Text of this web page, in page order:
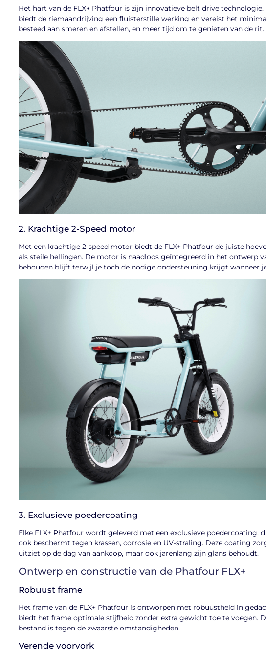
Het hart van de FLX+ Phatfour is zijn innovatieve belt drive
biedt de riemaandrijving een fluisterstille werking en vereist het
besteed aan smeren en afstellen, en meer tijd om te genieten van de rit.
2. Krachtige 2-Speed motor
Met een krachtige 2-speed motor biedt de FLX+ Phatfour de juiste
als steile hellingen. De motor is naadloos geïntegreerd in het ontwerp
behouden blijft terwijl je toch de nodige ondersteuning krijgt wanneer
3. Exclusieve poedercoating
Elke FLX+ Phatfour wordt geleverd met een exclusieve poedercoating,
ook beschermt tegen krassen, corrosie en UV-straling. Deze coating
uitziet op de dag van aankoop, maar ook jarenlang zijn glans behoudt.
Ontwerp en constructie van de Phatfour FLX+
Robuust frame
Het frame van de FLX+ Phatfour is ontworpen met robuustheid in
biedt het frame optimale stijfheid zonder extra gewicht toe te voegen.
bestand is tegen de zwaarste omstandigheden.
Verende voorvork